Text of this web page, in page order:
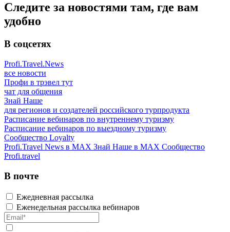
Следите за новостями там, где вам
удобно
В соцсетях
Profi.Travel.News
все новости
Профи в трэвел тут
чат для общения
Знай Наше
для регионов и создателей российского турпродукта
Расписание вебинаров по внутреннему туризму
Расписание вебинаров по выездному туризму
Сообщество Loyalty
Profi.Travel News в MAX Знай Наше в MAX Сообщество
Profi.travel
В почте
Ежедневная рассылка
Еженедельная рассылка вебинаров